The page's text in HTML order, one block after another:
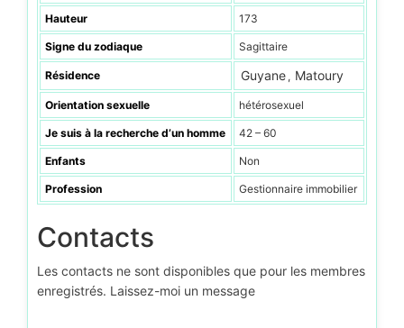
Hauteur 173
Signe du zodiaque Sagittaire
Résidence Guyane , Matoury
Orientation sexuelle hétérosexuel
Je suis à la recherche d’un homme 42 – 60
Enfants Non
Profession Gestionnaire immobilier
Contacts
Les contacts ne sont disponibles que pour les membres
enregistrés. Laissez-moi un message